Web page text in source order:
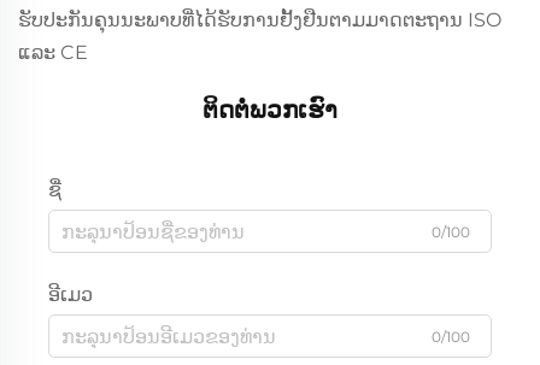
ຮັບປະກັນຄຸນນະພາບທີ່ໄດ້ຮັບການຢັ້ງຢືນຕາມມາດຕະຖານ ISO
ແລະ CE
ຕິດຕໍ່ພວກເຮົາ
ຊື່
0/100
ອີເມວ
0/100